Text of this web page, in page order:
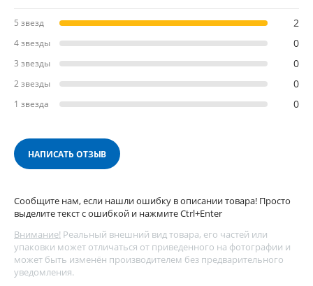
5 звезд 2
4 звезды 0
3 звезды 0
2 звезды 0
1 звезда 0
НАПИСАТЬ ОТЗЫВ
Сообщите нам, если нашли ошибку в описании товара! Просто
выделите текст с ошибкой и нажмите Ctrl+Enter
Внимание! Реальный внешний вид товара, его частей или
упаковки может отличаться от приведенного на фотографии и
может быть изменён производителем без предварительного
уведомления.